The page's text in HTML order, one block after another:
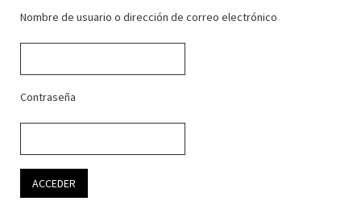
Nombre de usuario o dirección de correo electrónico
Contraseña